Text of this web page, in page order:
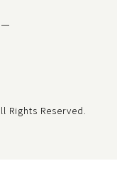
Rights Reserved.